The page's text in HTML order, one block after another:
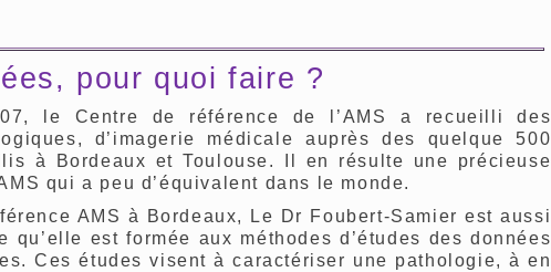
pour quoi faire ?
le Centre de référence de l’AMS a recueilli des
d’imagerie médicale auprès des quelque 500
à Bordeaux et Toulouse. Il en résulte une précieuse
qui a peu d’équivalent dans le monde.
AMS à Bordeaux, Le Dr Foubert-Samier est aussi
qu’elle est formée aux méthodes d’études des données
Ces études visent à caractériser une pathologie, à en